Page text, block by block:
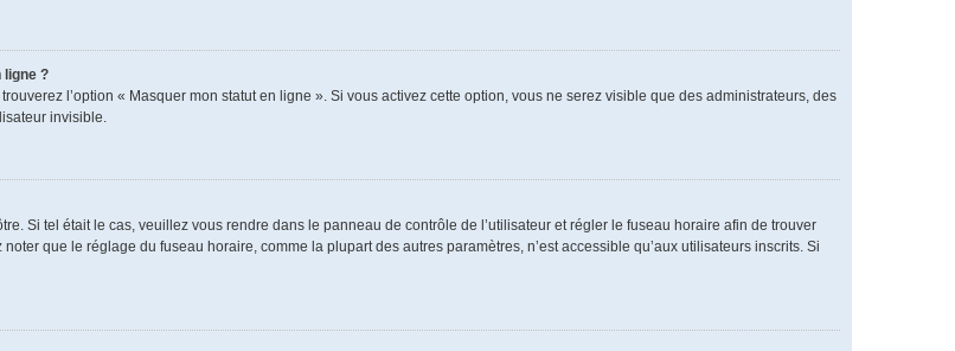
ligne ?
l’option « Masquer mon statut en ligne ». Si vous activez cette option, vous ne serez visible que des administrateurs, des
invisible.
Si tel était le cas, veuillez vous rendre dans le panneau de contrôle de l’utilisateur et régler le fuseau horaire afin de trouver
que le réglage du fuseau horaire, comme la plupart des autres paramètres, n’est accessible qu’aux utilisateurs inscrits. Si